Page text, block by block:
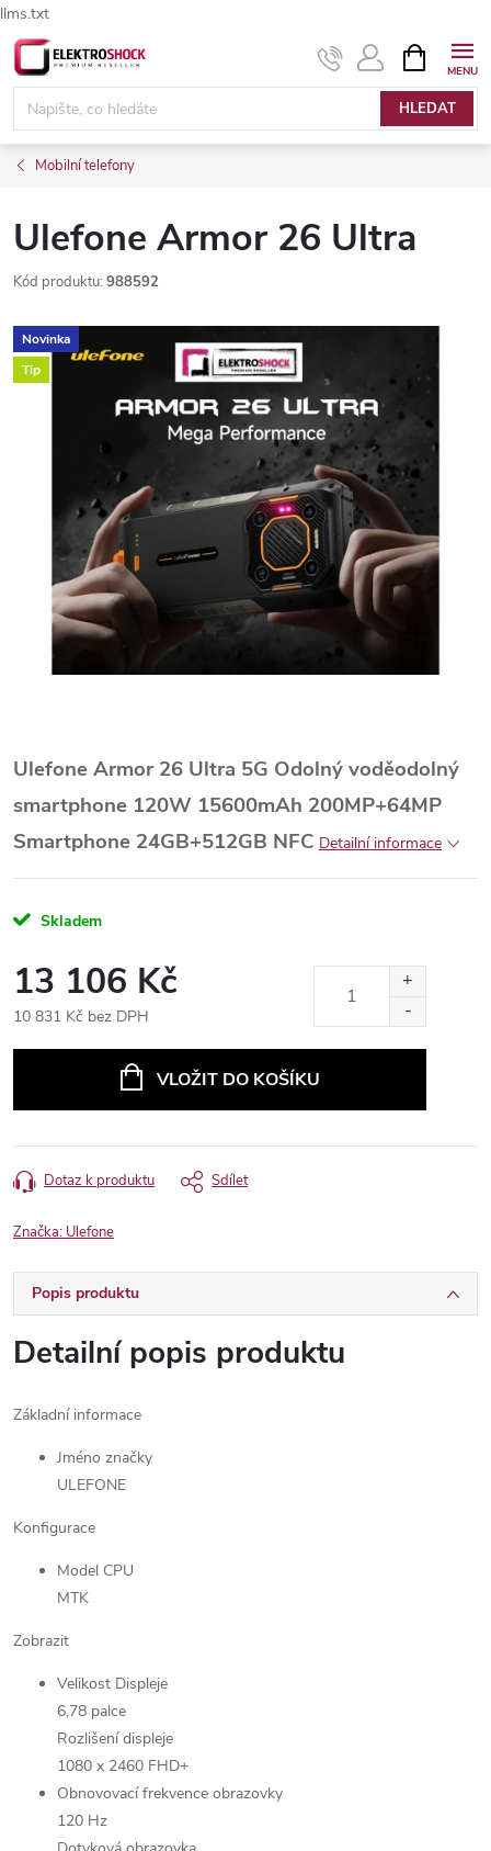
llms.txt
Přejít
na
obsah
HLEDAT
NÁKUPNÍ
KOŠÍK
Mobilní telefony
Ulefone Armor 26 Ultra
Kód produktu: 988592
Novinka
Tip
Ulefone Armor 26 Ultra 5G Odolný voděodolný
smartphone 120W 15600mAh 200MP+64MP
Smartphone 24GB+512GB NFC Detailní informace
Skladem
13 106 Kč
10 831 Kč bez DPH
VLOŽIT DO KOŠÍKU
Dotaz k produktu Sdílet
Značka: Ulefone
Popis produktu
Detailní popis produktu
Základní informace
Jméno značky
ULEFONE
Konfigurace
Model CPU
MTK
Zobrazit
Velikost Displeje
6,78 palce
Rozlišení displeje
1080 x 2460 FHD+
Obnovovací frekvence obrazovky
120 Hz
Elektroshock.cz - Chat